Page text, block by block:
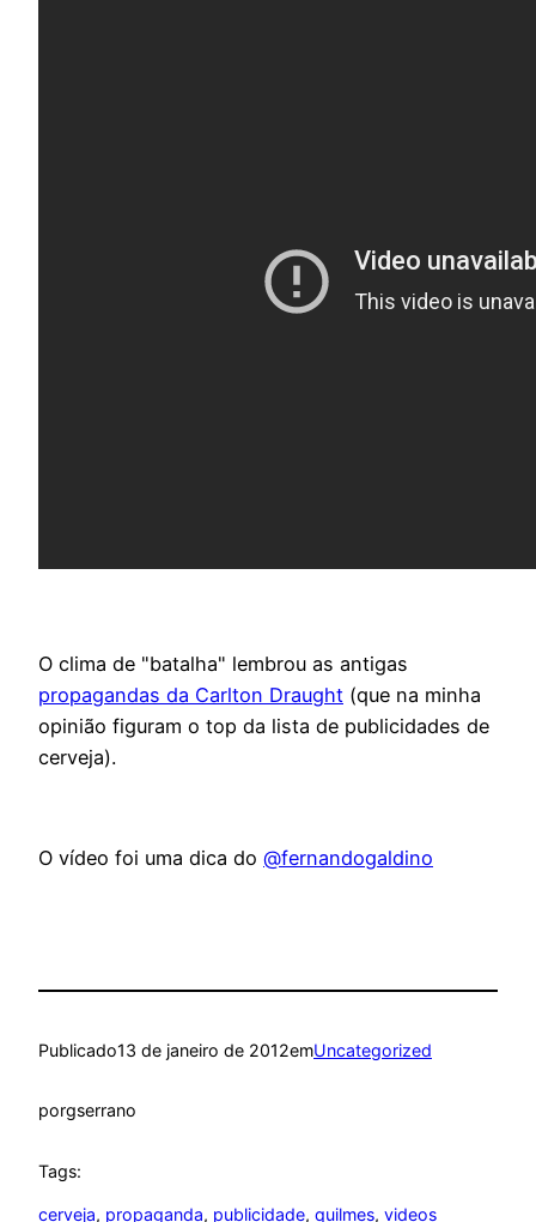
O clima de "batalha" lembrou as antigas
propagandas da Carlton Draught (que na minha
opinião figuram o top da lista de publicidades de
cerveja).
O vídeo foi uma dica do @fernandogaldino
Publicado13 de janeiro de 2012emUncategorized
porgserrano
Tags:
cerveja, propaganda, publicidade, quilmes, videos